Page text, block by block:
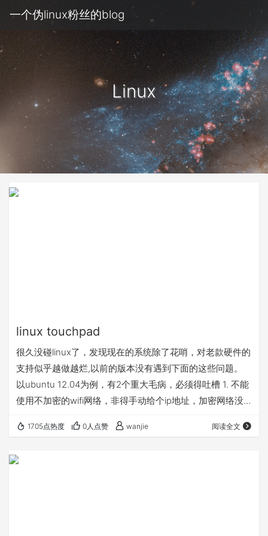
一个伪linux粉丝的blog
Linux
linux touchpad
很久没碰linux了，发现现在的系统除了花哨，对老款硬件的
支持似乎越做越烂,以前的版本没有遇到下面的这些问题。
以ubuntu 12.04为例，有2个重大毛病，必须得吐槽 1. 不能
使用不加密的wifi网络，非得手动给个ip地址，加密网络没
mac 地址绑定的，没有加密：） 后来手机开了热点才证实
摸板无法使用，本本品牌就不说了，查了下，当时用的厂商
1705点热度 0人点赞 wanjie 阅读全文